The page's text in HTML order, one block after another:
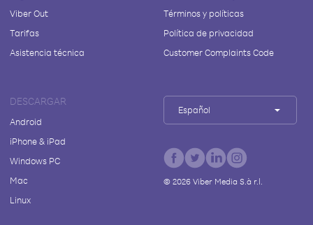
Viber Out
Tarifas
Asistencia técnica
Términos y políticas
Política de privacidad
Customer Complaints Code
DESCARGAR
Android
iPhone & iPad
Windows PC
Mac
Linux
Español
© 2026Viber Media S.à r.l.